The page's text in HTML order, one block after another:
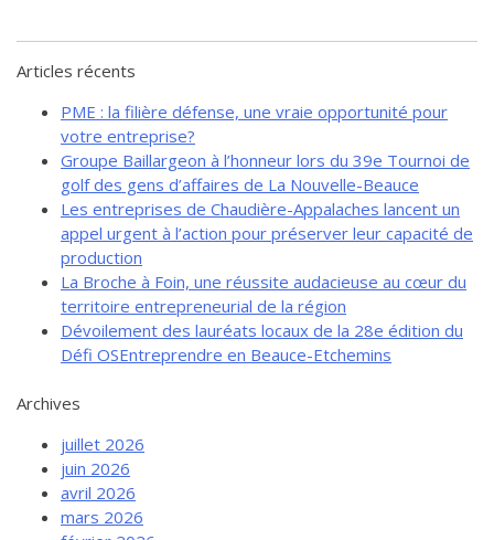
Articles récents
PME : la filière défense, une vraie opportunité pour
votre entreprise?
Groupe Baillargeon à l’honneur lors du 39e Tournoi de
golf des gens d’affaires de La Nouvelle-Beauce
Les entreprises de Chaudière-Appalaches lancent un
appel urgent à l’action pour préserver leur capacité de
production
La Broche à Foin, une réussite audacieuse au cœur du
territoire entrepreneurial de la région
Dévoilement des lauréats locaux de la 28e édition du
Défi OSEntreprendre en Beauce-Etchemins
Archives
juillet 2026
juin 2026
avril 2026
mars 2026